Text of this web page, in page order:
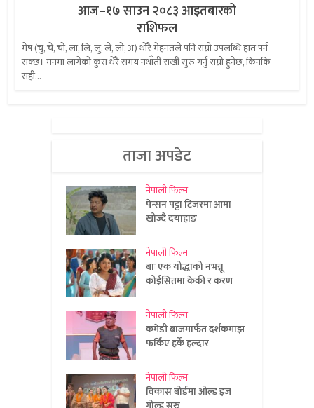
आज–१७ साउन २०८३ आइतबारको
राशिफल
मेष (चु, चे, चो, ला, लि, लु, ले, लो, अ) थोरै मेहनतले पनि राम्रो उपलब्धि हात पर्न
सक्छ। मनमा लागेको कुरा धेरै समय नथाँती राखी सुरु गर्नु राम्रो हुनेछ, किनकि
सही...
ताजा अपडेट
नेपाली फिल्म
पेन्सन पट्टा टिजरमा आमा
खोज्दै दयाहाङ
नेपाली फिल्म
बाः एक योद्धाको नभन्नू
कोईसितमा केकी र करण
नेपाली फिल्म
कमेडी बाजमार्फत दर्शकमाझ
फर्किए हर्के हल्दार
नेपाली फिल्म
विकास बोर्डमा ओल्ड इज